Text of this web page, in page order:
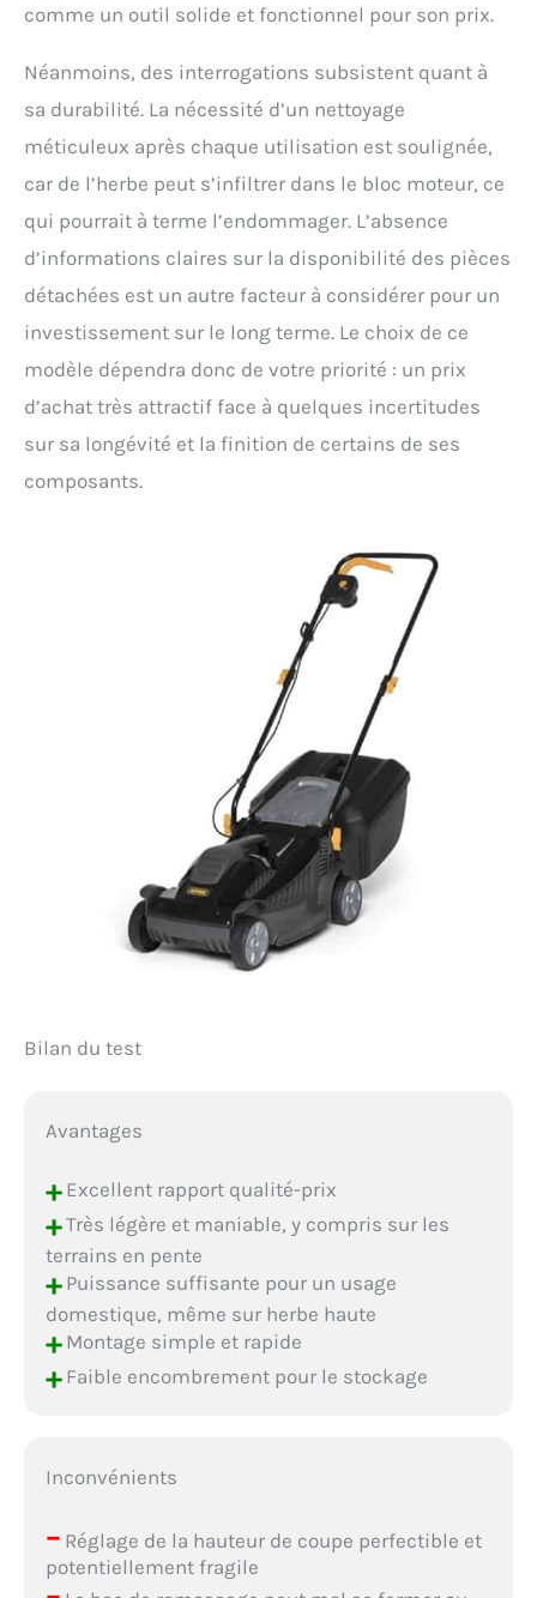
comme un outil solide et fonctionnel pour son prix.
Néanmoins, des interrogations subsistent quant à
sa durabilité. La nécessité d’un nettoyage
méticuleux après chaque utilisation est soulignée,
car de l’herbe peut s’infiltrer dans le bloc moteur, ce
qui pourrait à terme l’endommager. L’absence
d’informations claires sur la disponibilité des pièces
détachées est un autre facteur à considérer pour un
investissement sur le long terme. Le choix de ce
modèle dépendra donc de votre priorité : un prix
d’achat très attractif face à quelques incertitudes
sur sa longévité et la finition de certains de ses
composants.
Bilan du test
Avantages
+Excellent rapport qualité-prix
+Très légère et maniable, y compris sur les
terrains en pente
+Puissance suffisante pour un usage
domestique, même sur herbe haute
+Montage simple et rapide
+Faible encombrement pour le stockage
Inconvénients
–Réglage de la hauteur de coupe perfectible et
potentiellement fragile